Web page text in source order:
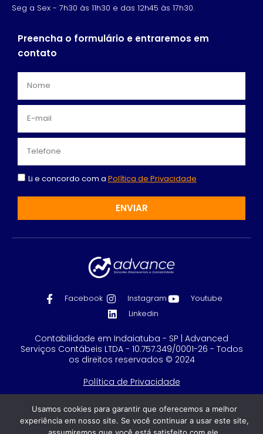
Seg a Sex - 7h30 às 11h30 e das 12h45 às 17h30.
Preencha o formulário e entraremos em
contato
Li e concordo com a Política de Privacidade
ENVIAR
Facebook Instagram
Youtube
Linkedin
Contabilidade em Indaiatuba - SP | Advanced
Serviços Contábeis LTDA - 10.757.349/0001-26 - Todos
os direitos reservados © 2024
Política de Privacidade
Feito com
por GRUPO DPG
Usamos cookies para garantir que oferecemos a melhor
experiência em nosso site. Se você continuar a usar este site,